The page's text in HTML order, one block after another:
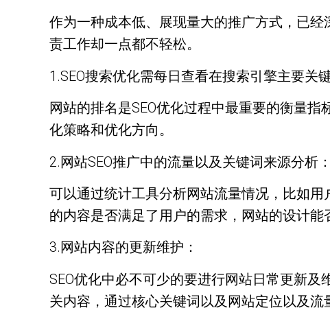
作为一种成本低、展现量大的推广方式，已
责工作却一点都不轻松。
1.SEO搜索优化需每日查看在搜索引擎主要关
网站的排名是SEO优化过程中最重要的衡量
化策略和优化方向。
2.网站SEO推广中的流量以及关键词来源分析：
可以通过统计工具分析网站流量情况，比如
的内容是否满足了用户的需求，网站的设计
3.网站内容的更新维护：
SEO优化中必不可少的要进行网站日常更新
关内容，通过核心关键词以及网站定位以及